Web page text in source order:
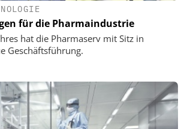
für die Pharmaindustrie
hat die Pharmaserv mit Sitz in
Geschäftsführung.